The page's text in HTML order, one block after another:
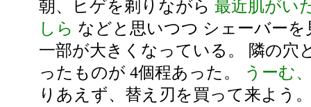
朝、ヒゲを剃りながら 最近肌がい
しら などと思いつつ シェーバーを
一部が大きくなっている。 隣の穴
ったものが 4個程あった。
うーむ
りあえず、替え刃を買って来よう